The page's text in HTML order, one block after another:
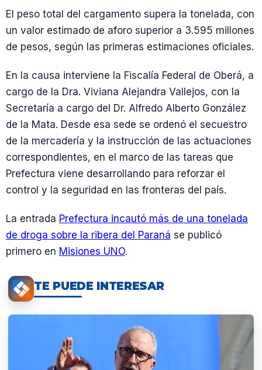
El peso total del cargamento supera la tonelada, con
un valor estimado de aforo superior a 3.595 millones
de pesos, según las primeras estimaciones oficiales.
En la causa interviene la Fiscalía Federal de Oberá, a
cargo de la Dra. Viviana Alejandra Vallejos, con la
Secretaría a cargo del Dr. Alfredo Alberto González
de la Mata. Desde esa sede se ordenó el secuestro
de la mercadería y la instrucción de las actuaciones
correspondientes, en el marco de las tareas que
Prefectura viene desarrollando para reforzar el
control y la seguridad en las fronteras del país.
La entrada Prefectura incautó más de una tonelada
de droga sobre la ribera del Paraná se publicó
primero en Misiones UNO.
TE PUEDE INTERESAR